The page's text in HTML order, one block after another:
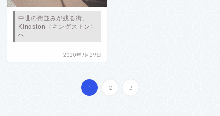
中世の街並みが残る街、
Kingston（キングストン）
へ
2020年9月29日
1 2 3